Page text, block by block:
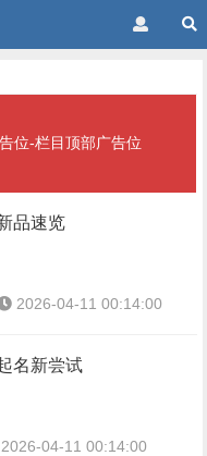
位-栏目顶部广告位
品速览
2026-04-11 00:14:00
名新尝试
2026-04-11 00:14:00